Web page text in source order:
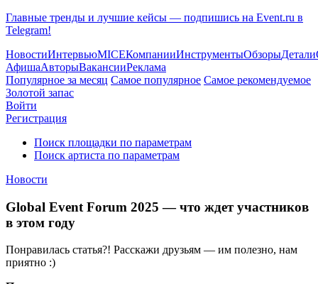
Главные тренды и лучшие кейсы — подпишись на Event.ru в
Telegram!
НовостиИнтервьюMICEКомпанииИнструментыОбзорыДетали
АфишаАвторыВакансииРеклама
Популярное за месяц Самое популярное Самое рекомендуемое
Золотой запас
Войти
Регистрация
Поиск площадки по параметрам
Поиск артиста по параметрам
Новости
Global Event Forum 2025 — что ждет участников
в этом году
Понравилась статья?! Расскажи друзьям — им полезно, нам
приятно :)